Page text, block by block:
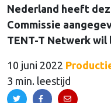
Nederland heeft
Commissie
TENT-T Netwerk wil
10 juni 2022
3 min. leestijd